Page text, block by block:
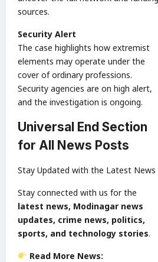
sources.
Security Alert
The case highlights how extremist
elements may operate under the
cover of ordinary professions.
Security agencies are on high alert,
and the investigation is ongoing.
Universal End Section
for All News Posts
Stay Updated with the Latest News
Stay connected with us for the
latest news, Modinagar news
updates, crime news, politics,
sports, and technology stories.
Read More News: